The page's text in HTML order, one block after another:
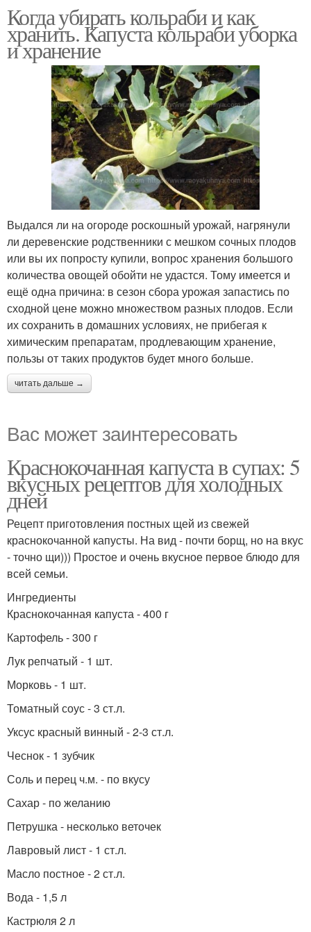
Когда убирать кольраби и как
хранить. Капуста кольраби уборка
и хранение
Выдался ли на огороде роскошный урожай, нагрянули
ли деревенские родственники с мешком сочных плодов
или вы их попросту купили, вопрос хранения большого
количества овощей обойти не удастся. Тому имеется и
ещё одна причина: в сезон сбора урожая запастись по
сходной цене можно множеством разных плодов. Если
их сохранить в домашних условиях, не прибегая к
химическим препаратам, продлевающим хранение,
пользы от таких продуктов будет много больше.
читать дальше →
Вас может заинтересовать
Краснокочанная капуста в супах: 5
вкусных рецептов для холодных
дней
Рецепт приготовления постных щей из свежей
краснокочанной капусты. На вид - почти борщ, но на вкус
- точно щи))) Простое и очень вкусное первое блюдо для
всей семьи.
Ингредиенты
Краснокочанная капуста - 400 г
Картофель - 300 г
Лук репчатый - 1 шт.
Морковь - 1 шт.
Томатный соус - 3 ст.л.
Уксус красный винный - 2-3 ст.л.
Чеснок - 1 зубчик
Соль и перец ч.м. - по вкусу
Сахар - по желанию
Петрушка - несколько веточек
Лавровый лист - 1 ст.л.
Масло постное - 2 ст.л.
Вода - 1,5 л
Кастрюля 2 л